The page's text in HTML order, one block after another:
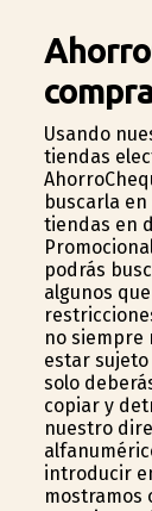
Usando
tiendas
buscarla
tiendas en
podrás
algunos
no siempre
estar sujeto
solo
copiar y
nuestro
introducir
mostramos